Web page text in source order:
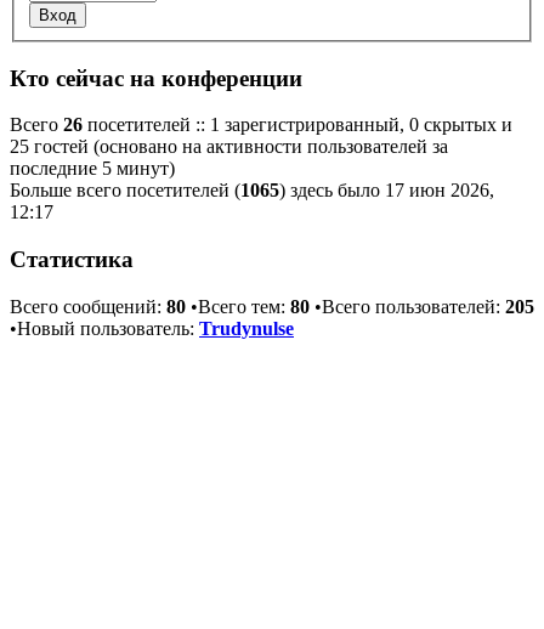
Кто сейчас на конференции
Всего 26 посетителей :: 1 зарегистрированный, 0 скрытых и
25 гостей (основано на активности пользователей за
последние 5 минут)
Больше всего посетителей (1065) здесь было 17 июн 2026,
12:17
Статистика
Всего сообщений: 80 •Всего тем: 80 •Всего пользователей: 205
•Новый пользователь: Trudynulse